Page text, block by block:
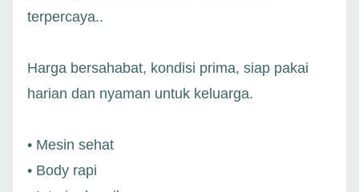
terpercaya..
Harga bersahabat, kondisi prima, siap pakai
harian dan nyaman untuk keluarga.
• Mesin sehat
• Body rapi